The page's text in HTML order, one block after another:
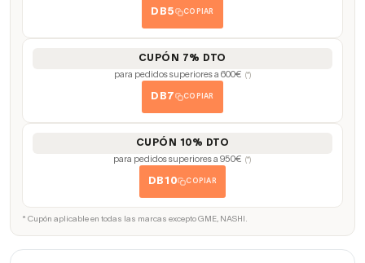
DB5 COPIAR
CUPÓN 7% DTO
para pedidos superiores a 600€ (*)
DB7 COPIAR
CUPÓN 10% DTO
para pedidos superiores a 950€ (*)
DB10 COPIAR
* Cupón aplicable en todas las marcas excepto GME, NASHI.